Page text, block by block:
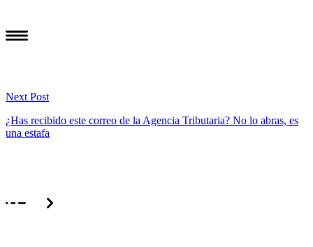
Next Post
¿Has recibido este correo de la Agencia Tributaria? No lo abras, es
una estafa